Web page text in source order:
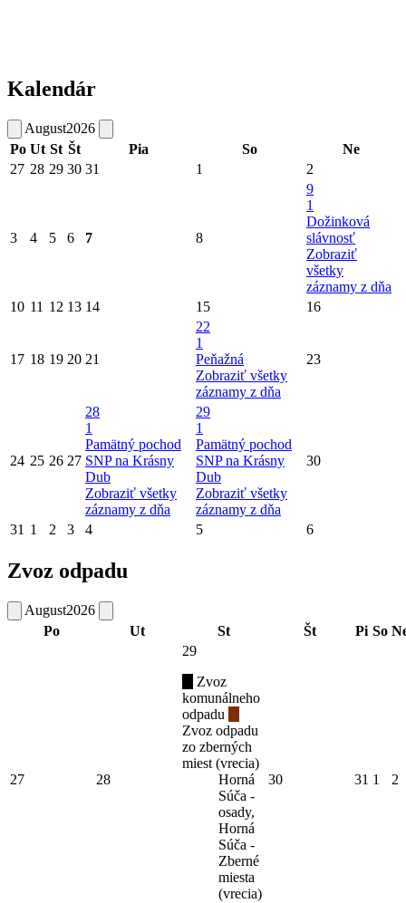
Kalendár
August2026
Po Ut St Št Pia So
Ne
27 28 29 30 31 1 2
3 4 5 6 7 8
9
1
Dožinková
slávnosť
Zobraziť
všetky
záznamy z dňa
10 11 12 13 14 15 16
17 18 19 20 21
22
1
Peňažná
Zobraziť všetky
záznamy z dňa
23
24 25 26 27
28
1
Pamätný pochod
SNP na Krásny
Dub
Zobraziť všetky
záznamy z dňa
29
1
Pamätný pochod
SNP na Krásny
Dub
Zobraziť všetky
záznamy z dňa
30
31 1 2 3 4 5 6
Zvoz odpadu
August2026
Po
Ut St Št Pi So
27 28
29
Zvoz
komunálneho
odpadu
Zvoz odpadu
zo zberných
miest (vrecia)
Horná
Súča -
osady,
Horná
Súča -
Zberné
miesta
(vrecia)
30 31 1 2